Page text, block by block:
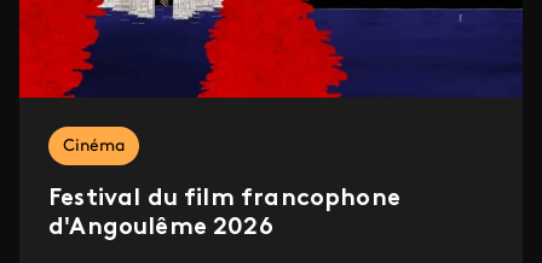
Cinéma
Festival du film francophone
d'Angoulême 2026